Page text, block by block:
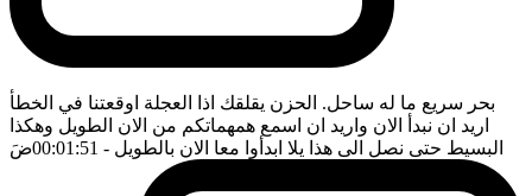
بحر سريع ما له ساحل. الحزن يقلقك اذا العجلة اوقعتنا في الخطأ
اريد ان نبدأ الان واريد ان اسمع همهماتكم من الان الطويل وهكذا
البسيط حتى نصل الى هذا يلا ابدأوا معا الان بالطويل - 00:01:51 ضَ